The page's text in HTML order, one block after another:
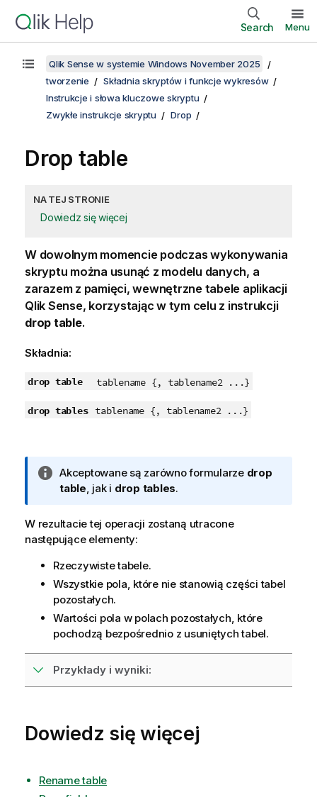
Search Menu
Qlik Sense w systemie Windows November 2025
tworzenie
Składnia skryptów i funkcje wykresów
Instrukcje i słowa kluczowe skryptu
Zwykłe instrukcje skryptu
Drop
Drop table
NA TEJ STRONIE
Dowiedz się więcej
W dowolnym momencie podczas wykonywania
skryptu można usunąć z modelu danych, a
zarazem z pamięci, wewnętrzne tabele aplikacji
Qlik Sense, korzystając w tym celu z instrukcji
drop table.
Składnia:
drop table tablename {, tablename2 ...}
drop tables tablename {, tablename2 ...}
I
n
o
r
a
c
j
a
Akceptowane są zarówno formularze drop
table, jak i drop tables.
W rezultacie tej operacji zostaną utracone
następujące elementy:
Rzeczywiste tabele.
Wszystkie pola, które nie stanowią części tabel
pozostałych.
Wartości pola w polach pozostałych, które
pochodzą bezpośrednio z usuniętych tabel.
Przykłady i wyniki:
Dowiedz się więcej
Rename table